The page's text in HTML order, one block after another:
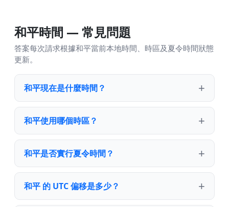
和平時間 — 常見問題
答案每次請求根據和平當前本地時間、時區及夏令時間狀態
更新。
和平現在是什麼時間？
和平使用哪個時區？
和平是否實行夏令時間？
和平 的 UTC 偏移是多少？